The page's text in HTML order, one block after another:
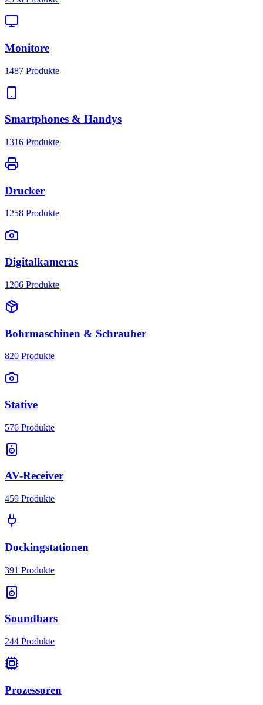
Monitore
1487 Produkte
Smartphones & Handys
1316 Produkte
Drucker
1258 Produkte
Digitalkameras
1206 Produkte
Bohrmaschinen & Schrauber
820 Produkte
Stative
576 Produkte
AV-Receiver
459 Produkte
Dockingstationen
391 Produkte
Soundbars
244 Produkte
Prozessoren